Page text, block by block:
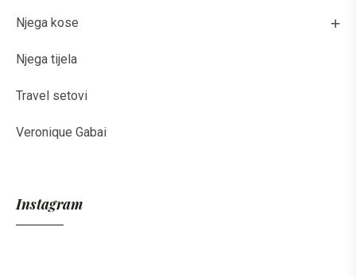
Njega kose
Njega tijela
Travel setovi
Veronique Gabai
Instagram